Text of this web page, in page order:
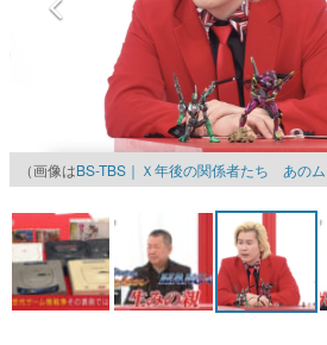
その他
電ファミニコゲーマーとは？
運営：株式会社マレ
（画像はBS-TBS｜Ｘ年後の関係者たち あの